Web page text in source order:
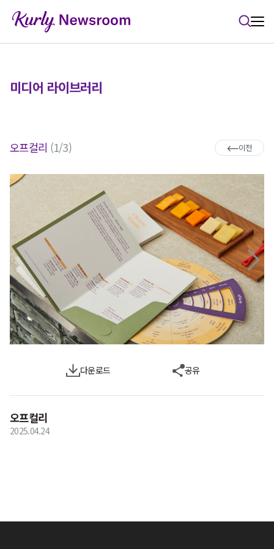
미디어 라이브러리
오프컬리 (1/3) 이전
다운로드 공유
오프컬리
2025.04.24